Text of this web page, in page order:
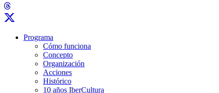
Programa
Cómo funciona
Concepto
Organización
Acciones
Histórico
10 años IberCultura